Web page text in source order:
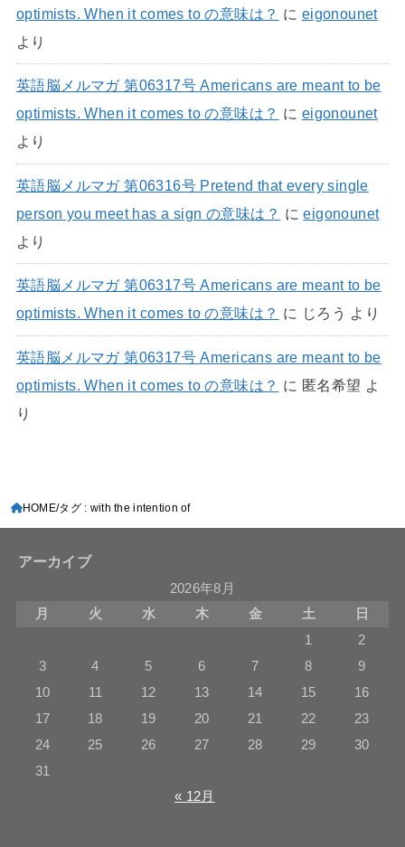
optimists. When it comes to の意味は？ に eigonounet
より
英語脳メルマガ 第06317号 Americans are meant to be
optimists. When it comes to の意味は？ に eigonounet
より
英語脳メルマガ 第06316号 Pretend that every single
person you meet has a sign の意味は？ にeigonounet
より
英語脳メルマガ 第06317号 Americans are meant to be
optimists. When it comes to の意味は？ に じろう より
英語脳メルマガ 第06317号 Americans are meant to be
optimists. When it comes to の意味は？ に 匿名希望 よ
り
HOME タグ : with the intention of
アーカイブ
2026年8月
月
火 水 木 金 土
日
1
2
3
4 5 6 7 8
9
10
11 12 13 14 15
16
17
18 19 20 21 22
23
24
25 26 27 28 29
30
31
« 12月